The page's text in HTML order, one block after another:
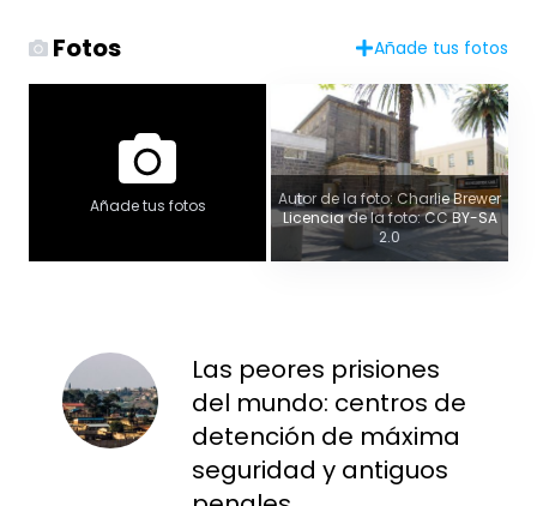
Fotos Añade tus fotos
Añade tus fotos
Autor de la foto: Charlie Brewer
Licencia de la foto: CC BY-SA
2.0
Las peores prisiones
del mundo: centros de
detención de máxima
seguridad y antiguos